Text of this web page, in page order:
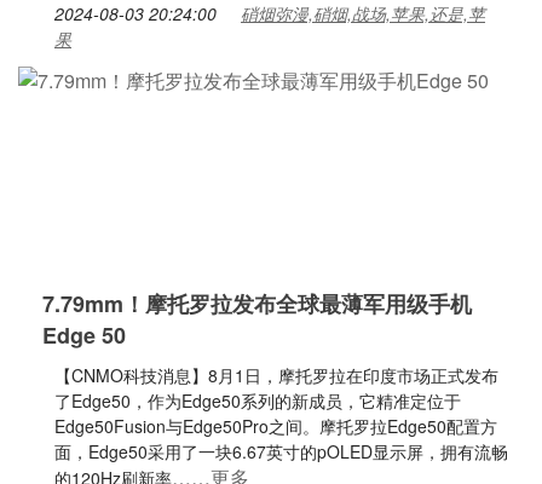
2024-08-03 20:24:00
硝烟弥漫,硝烟,战场,苹果,还是,苹
果
7.79mm！摩托罗拉发布全球最薄军用级手机
Edge 50
【CNMO科技消息】8月1日，摩托罗拉在印度市场正式发布
了Edge50，作为Edge50系列的新成员，它精准定位于
Edge50Fusion与Edge50Pro之间。摩托罗拉Edge50配置方
面，Edge50采用了一块6.67英寸的pOLED显示屏，拥有流畅
的120Hz刷新率……更多